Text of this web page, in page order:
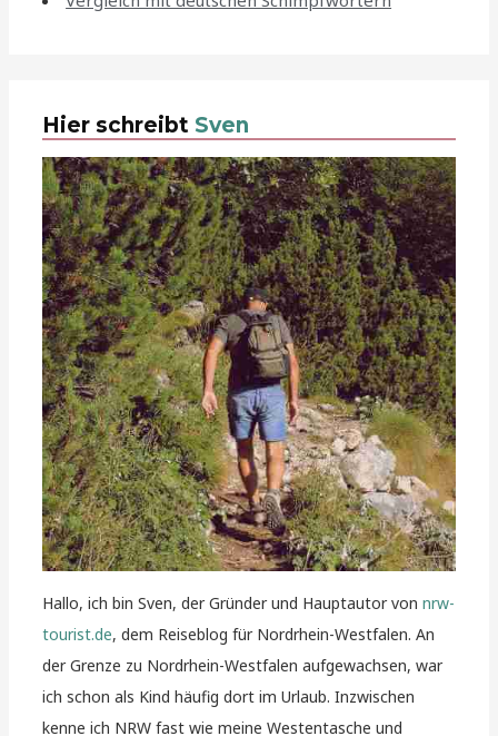
Hier schreibt Sven
Hallo, ich bin Sven, der Gründer und Hauptautor vonnrw-
tourist.de, dem Reiseblog für Nordrhein-Westfalen. An
der Grenze zu Nordrhein-Westfalen aufgewachsen, war
ich schon als Kind häufig dort im Urlaub. Inzwischen
kenne ich NRW fast wie meine Westentasche und